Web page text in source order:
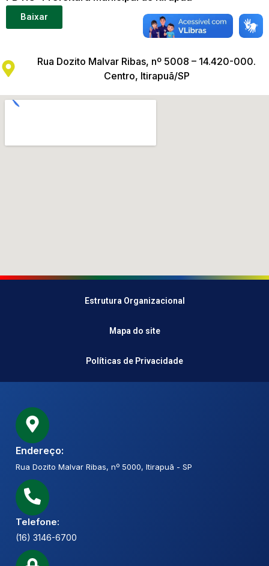
Baixar
Rua Dozito Malvar Ribas, nº 5008 – 14.420-000.
Centro, Itirapuã/SP
Estrutura Organizacional
Mapa do site
Políticas de Privacidade
Endereço:
Rua Dozito Malvar Ribas, nº 5000, Itirapuã - SP
Telefone:
(16) 3146-6700